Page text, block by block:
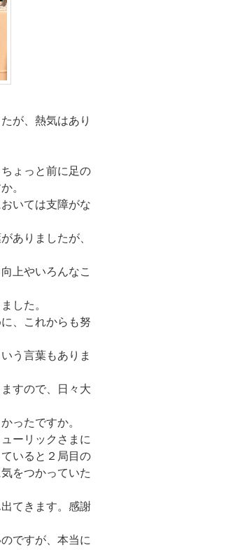
が、熱気はあり
ょっと前に足の
。
いては支障がな
ありましたが、
上やいろんなこ
した。
、これからも努
う言葉もありま
すので、日々大
ったですか。
ーリックさまに
いると２局目の
をつかっていた
てきます。感謝
ですが、本当に